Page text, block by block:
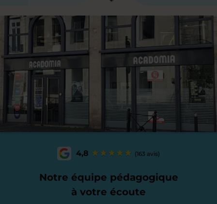
4,8 (163 avis)
Notre équipe pédagogique
à votre écoute